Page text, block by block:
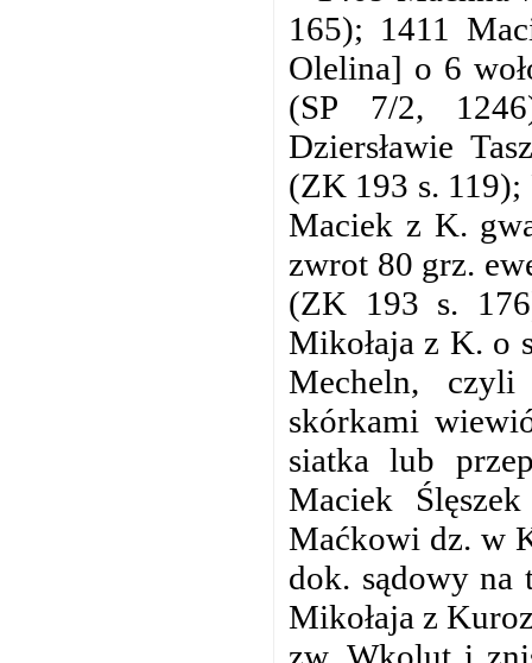
165); 1411
Olelina] o 6
(SP 7/2,
Dziersławie
(ZK 193 s.
Maciek z K.
zwrot 80 grz.
(ZK 193 s.
Mikołaja z K. o
Mecheln,
skórkami
siatka lub
Maciek
Maćkowi dz. w
dok. sądowy na
Mikołaja z